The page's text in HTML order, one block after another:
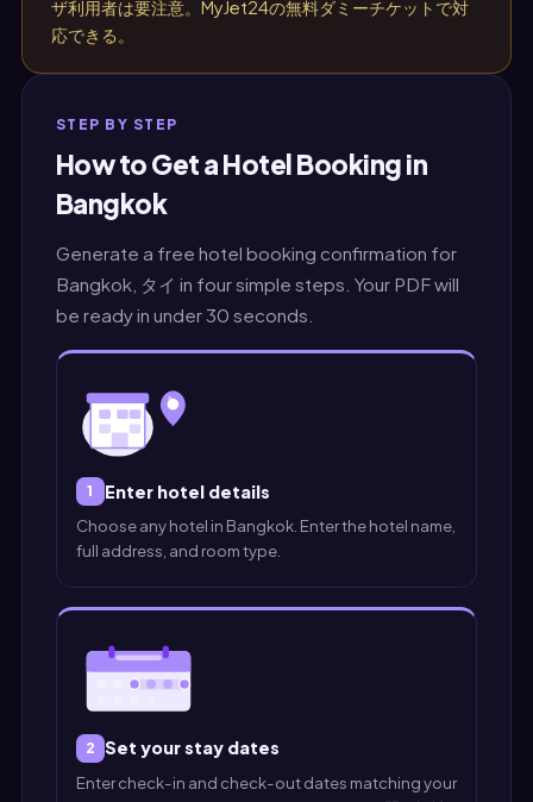
ザ利用者は要注意。MyJet24の無料ダミーチケットで対
応できる。
STEP BY STEP
How to Get a Hotel Booking in
Bangkok
Generate a free hotel booking confirmation for
Bangkok, タイ in four simple steps. Your PDF will
be ready in under 30 seconds.
1 Enter hotel details
Choose any hotel in Bangkok. Enter the hotel name,
full address, and room type.
2 Set your stay dates
Enter check-in and check-out dates matching your